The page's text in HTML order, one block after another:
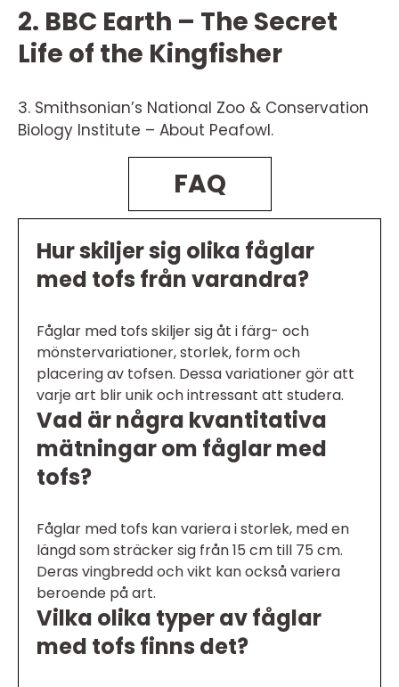
2. BBC Earth – The Secret
Life of the Kingfisher
3. Smithsonian’s National Zoo & Conservation
Biology Institute – About Peafowl.
FAQ
Hur skiljer sig olika fåglar
med tofs från varandra?
Fåglar med tofs skiljer sig åt i färg- och
mönstervariationer, storlek, form och
placering av tofsen. Dessa variationer gör att
varje art blir unik och intressant att studera.
Vad är några kvantitativa
mätningar om fåglar med
tofs?
Fåglar med tofs kan variera i storlek, med en
längd som sträcker sig från 15 cm till 75 cm.
Deras vingbredd och vikt kan också variera
beroende på art.
Vilka olika typer av fåglar
med tofs finns det?